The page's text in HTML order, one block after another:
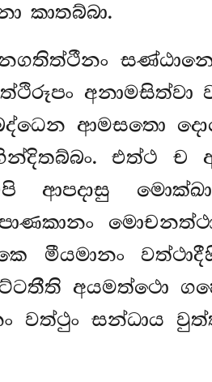
කාතබ්බා.
අනාමසිත්වා
ආමසතො
එත්ථ ච
ආපදාසු
මීයමානං
අයමත්ථො
වත්ථුං සන්ධාය